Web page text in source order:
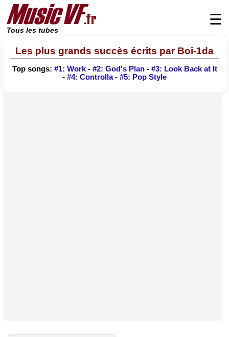
Tous les tubes
☰
Les plus grands succès écrits par Boi-1da
Top songs: #1: Work- #2: God's Plan- #3: Look Back at It
- #4: Controlla- #5: Pop Style